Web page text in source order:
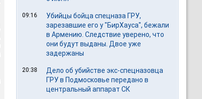
09:16
Убийцы бойца спецназа ГРУ,
зарезавшие его у "БирХауса", бежали
в Армению. Следствие уверено, что
они будут выданы. Двое уже
задержаны
20:38
Дело об убийстве экс-спецназовца
ГРУ в Подмосковье передано в
центральный аппарат СК